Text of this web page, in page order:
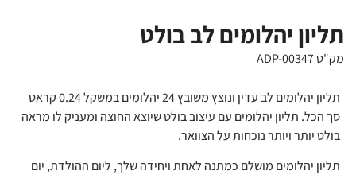
תליון יהלומים לב בולט
מק"ט ADP-00347
תליון יהלומים לב עדין ונוצץ משובץ 24 יהלומים במשקל 0.24 קראט
סך הכל. תליון יהלומים עם עיצוב בולט שיוצא החוצה ומעניק לו מראה
בולט יותר ויותר נוכחות על הצוואר.
תליון יהלומים מושלם כמתנה לאחת ויחידה שלך, ליום ההולדת, יום